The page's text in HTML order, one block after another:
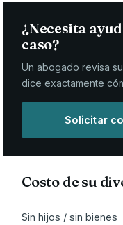
¿Necesita
caso?
Un abogado revisa
dice exactamente
Solicitar
Costo de su
Sin hijos / sin bienes